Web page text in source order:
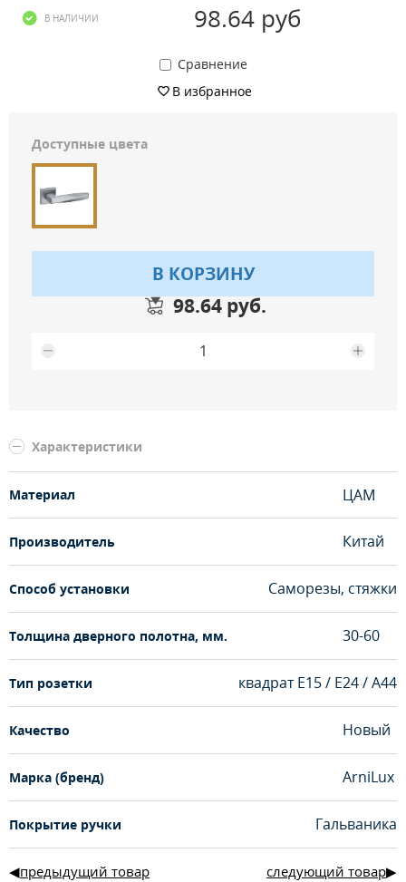
В НАЛИЧИИ 98.64 руб
Сравнение
В избранное
Доступные цвета
В КОРЗИНУ
98.64 руб.
Характеристики
Материал ЦАМ
Производитель Китай
Способ установки Саморезы, стяжки
Толщина дверного полотна, мм. 30-60
Тип розетки квадрат Е15 / Е24 / А44
Качество Новый
Марка (бренд) ArniLux
Покрытие ручки Гальваника
предыдущий товар следующий товар